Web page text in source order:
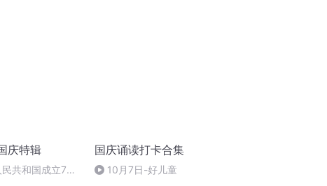
庆特辑
共和国成立73
国庆诵读打卡合集
10月7日-好儿童